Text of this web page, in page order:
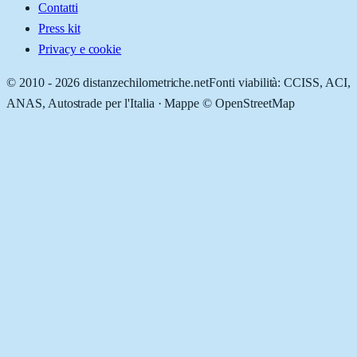
Contatti
Press kit
Privacy e cookie
© 2010 - 2026 distanzechilometriche.netFonti viabilità: CCISS, ACI,
ANAS, Autostrade per l'Italia · Mappe © OpenStreetMap